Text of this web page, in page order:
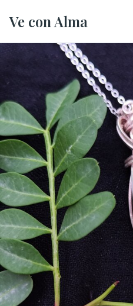
Ve con Alma